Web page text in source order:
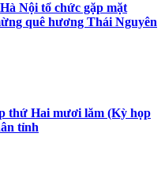
Nội tổ chức gặp mặt
quê hương Thái Nguyên
thứ Hai mươi lăm (Kỳ họp
tỉnh